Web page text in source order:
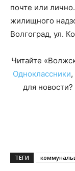
почте или
жилищного
Волгоград, ул.
Читайте
Одноклассники,
для
ТЕГИ